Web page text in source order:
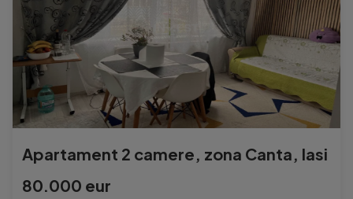
Apartament 2 camere, zona Canta, Iasi
80.000 eur